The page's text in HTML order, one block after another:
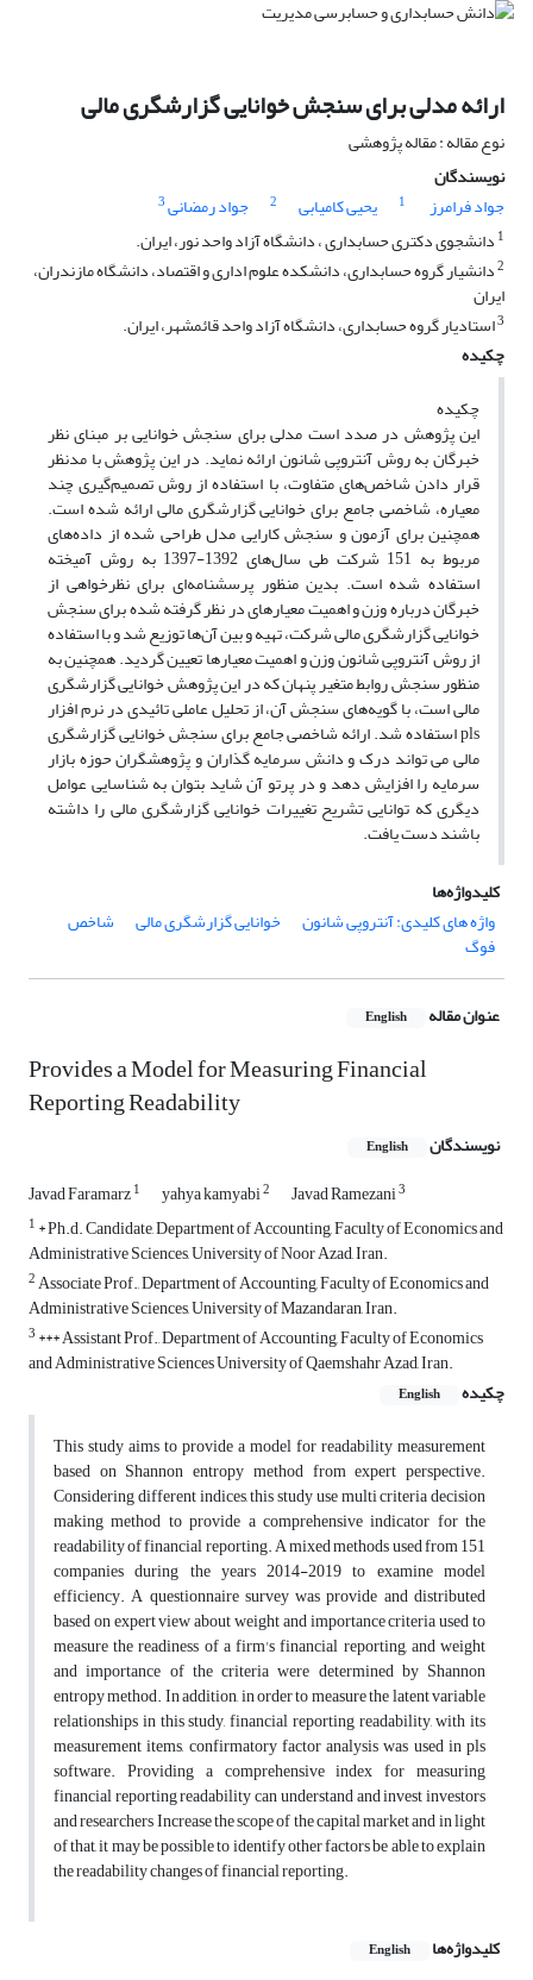
ارائه مدلی برای سنجش خوانایی گزارشگری مالی
نوع مقاله : مقاله پژوهشی
نویسندگان
جواد فرامرز
1 یحیی کامیابی 2 جواد رمضانی3
1 دانشجوی دکتری حسابداری ، دانشگاه آزاد واحد نور، ایران.
2دانشیار گروه حسابداری، دانشکده علوم اداری و اقتصاد، دانشگاه مازندران،
ایران
3استادیار گروه حسابداری، دانشگاه آزاد واحد قائمشهر، ایران.
چکیده
چکیده
این پژوهش در صدد است مدلی برای سنجش خوانایی بر مبنای نظر
خبرگان به روش آنتروپی شانون ارائه نماید. در این پژوهش با مدنظر
قرار دادن شاخص‌های متفاوت، با استفاده از روش تصمیم‌گیری چند
معیاره، شاخصی جامع برای خوانایی گزارشگری مالی ارائه شده است.
همچنین برای آزمون و سنجش کارایی مدل طراحی شده از داده‌های
مربوط به 151 شرکت طی سال‌های 1392-1397 به روش آمیخته
استفاده شده است. بدین منظور پرسشنامه‌ای برای نظرخواهی از
خبرگان درباره وزن و اهمیت معیارهای در نظر گرفته شده برای سنجش
خوانایی گزارشگری مالی شرکت، تهیه و بین آن‌ها توزیع شد و با استفاده
از روش آنتروپی شانون وزن و اهمیت معیارها تعیین گردید. همچنین به
منظور سنجش روابط متغیر پنهان که در این پژوهش خوانایی گزارشگری
مالی است، با گویه‌های سنجش آن، از تحلیل عاملی تائیدی در نرم افزار
pls استفاده شد. ارائه شاخصی جامع برای سنجش خوانایی گزارشگری
مالی می تواند درک و دانش سرمایه گذاران و پژوهشگران حوزه بازار
سرمایه را افزایش دهد و در پرتو آن شاید بتوان به شناسایی عوامل
دیگری که توانایی تشریح تغییرات خوانایی گزارشگری مالی را داشته
باشند دست یافت.
کلیدواژه‌ها
واژه های کلیدی: آنتروپی شانون
خوانایی گزارشگری مالی شاخص
فوگ
عنوان مقاله English
Provides a Model for Measuring Financial
Reporting Readability
نویسندگان English
Javad Faramarz1 yahya kamyabi2 Javad Ramezani3
1 * Ph.d. Candidate, Department of Accounting, Faculty of Economics and
Administrative Sciences, University of Noor Azad, Iran.
2Associate Prof., Department of Accounting, Faculty of Economics and
Administrative Sciences, University of Mazandaran, Iran.
3 *** Assistant Prof., Department of Accounting, Faculty of Economics
and Administrative Sciences University of Qaemshahr Azad, Iran.
چکیده
English
This study aims to provide a model for readability measurement
based on Shannon entropy method from expert perspective.
Considering different indices, this study use multi criteria decision
making method to provide a comprehensive indicator for the
readability of financial reporting. A mixed methods used from 151
companies during the years 2014-2019 to examine model
efficiency. A questionnaire survey was provide and distributed
based on expert view about weight and importance criteria used to
measure the readiness of a firm's financial reporting, and weight
and importance of the criteria were determined by Shannon
entropy method. In addition, in order to measure the latent variable
relationships in this study, financial reporting readability, with its
measurement items, confirmatory factor analysis was used in pls
software. Providing a comprehensive index for measuring
financial reporting readability can understand and invest investors
and researchers Increase the scope of the capital market and in light
of that, it may be possible to identify other factors be able to explain
the readability changes of financial reporting.
کلیدواژه‌ها English